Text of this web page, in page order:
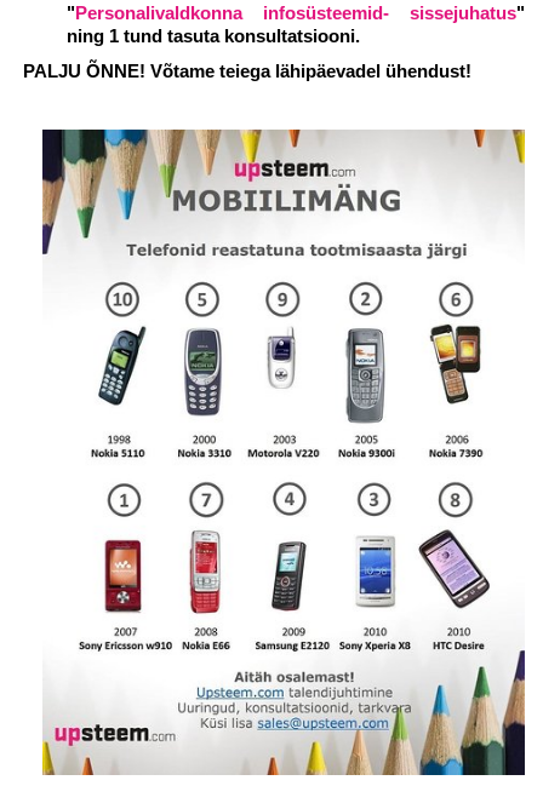
"Personalivaldkonna infosüsteemid- sissejuhatus"
ning 1 tund tasuta konsultatsiooni.
PALJU ÕNNE! Võtame teiega lähipäevadel ühendust!